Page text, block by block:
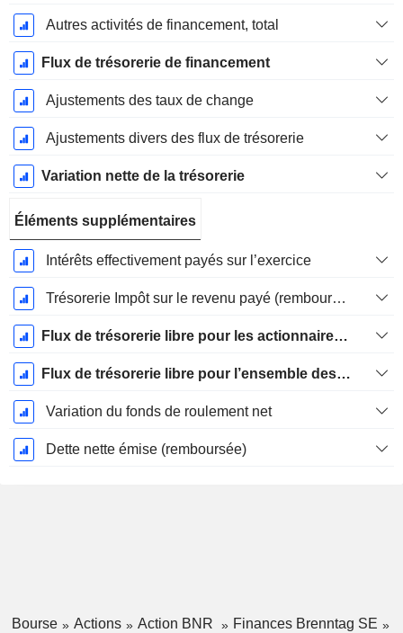
Autres activités de financement, total
Flux de trésorerie de financement
Ajustements des taux de change
Ajustements divers des flux de trésorerie
Variation nette de la trésorerie
Éléments supplémentaires
Intérêts effectivement payés sur l’exercice
Trésorerie Impôt sur le revenu payé (remboursement)Impôt effectivement payé (remboursé) sur l’exercice
Flux de trésorerie libre pour les actionnaires FCFE
Flux de trésorerie libre pour l’ensemble des pourvoyeurs de fonds (créanciers et actionnaires) FCFF
Variation du fonds de roulement net
Dette nette émise (remboursée)
Bourse Actions Action BNR
Finances Brenntag SE